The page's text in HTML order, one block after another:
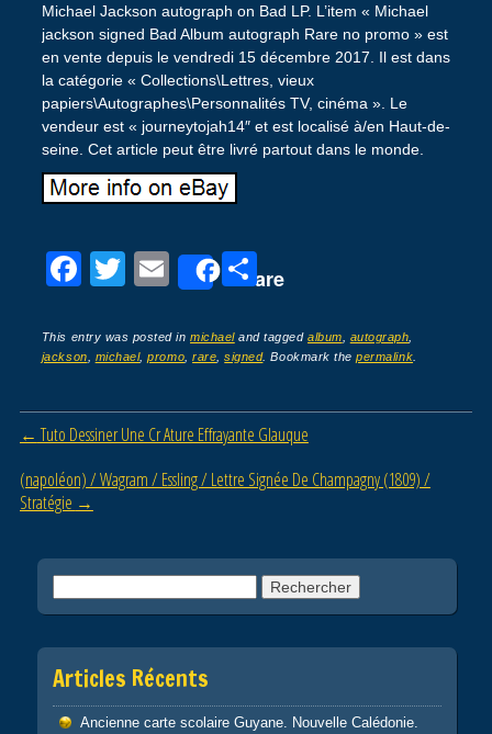
Michael Jackson autograph on Bad LP. L’item « Michael
jackson signed Bad Album autograph Rare no promo » est
en vente depuis le vendredi 15 décembre 2017. Il est dans
la catégorie « Collections\Lettres, vieux
papiers\Autographes\Personnalités TV, cinéma ». Le
vendeur est « journeytojah14″ et est localisé à/en Haut-de-
seine. Cet article peut être livré partout dans le monde.
F
c
e
b
o
o
k
T
tt
er
E
ail
Share
P
ta
g
er
This entry was posted inmichaeland taggedalbum autograph
jackson
michael,promo ,rare ,signed. Bookmark thepermalink
Post navigation
← Tuto Dessiner Une Cr Ature Effrayante Glauque
(napoléon) / Wagram / Essling / Lettre Signée De Champagny (1809) /
Stratégie →
Articles Récents
Ancienne carte scolaire Guyane. Nouvelle Calédonie.